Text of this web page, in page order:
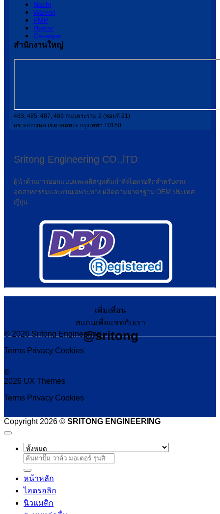
Nachi
Walvoil
PMP
Hystar
Cassapa
สำนักงานใหญ่
483, 485, 487, 489 ถนนพระราม 2 (ซอยที่ 21)
แขวงบางมด เขตจอมทอง กรุงเทพฯ 10150
Sritong Engineering CO.,lTD
ผู้นำด้านการออกแบบและผลิตชุดต้นกำลังไฮดรอลิกสำหรับงาน
อุตสาหกรรมและงานเฉพาะทาง ผลิตตามมาตรฐาน OEM ประเทศ
ญี่ปุ่น
เพิ่มเพื่อน
สแกนเพื่อแชทกับเรา
@sritong
© 2026 Sritong Engineering
Terms Privacy Cookies
©
2026 UX Themes
Terms Privacy Cookies
Copyright 2026 © SRITONG ENGINEERING
ค้นหา:
หน้าหลัก
ไฮดรอลิก
นิวแมติก